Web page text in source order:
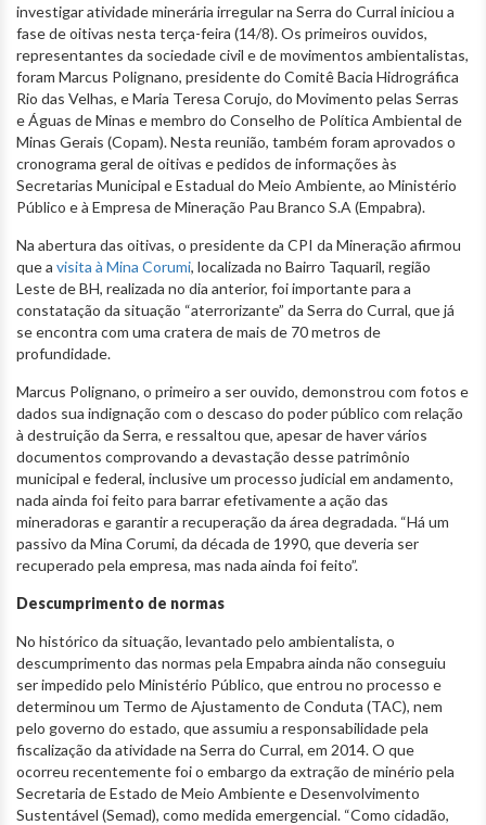
investigar atividade minerária irregular na Serra do Curral iniciou a
fase de oitivas nesta terça-feira (14/8). Os primeiros ouvidos,
representantes da sociedade civil e de movimentos ambientalistas,
foram Marcus Polignano, presidente do Comitê Bacia Hidrográfica
Rio das Velhas, e Maria Teresa Corujo, do Movimento pelas Serras
e Águas de Minas e membro do Conselho de Política Ambiental de
Minas Gerais (Copam). Nesta reunião, também foram aprovados o
cronograma geral de oitivas e pedidos de informações às
Secretarias Municipal e Estadual do Meio Ambiente, ao Ministério
Público e à Empresa de Mineração Pau Branco S.A (Empabra).
Na abertura das oitivas, o presidente da CPI da Mineração afirmou
que a visita à Mina Corumi, localizada no Bairro Taquaril, região
Leste de BH, realizada no dia anterior, foi importante para a
constatação da situação “aterrorizante” da Serra do Curral, que já
se encontra com uma cratera de mais de 70 metros de
profundidade.
Marcus Polignano, o primeiro a ser ouvido, demonstrou com fotos e
dados sua indignação com o descaso do poder público com relação
à destruição da Serra, e ressaltou que, apesar de haver vários
documentos comprovando a devastação desse patrimônio
municipal e federal, inclusive um processo judicial em andamento,
nada ainda foi feito para barrar efetivamente a ação das
mineradoras e garantir a recuperação da área degradada. “Há um
passivo da Mina Corumi, da década de 1990, que deveria ser
recuperado pela empresa, mas nada ainda foi feito”.
Descumprimento de normas
No histórico da situação, levantado pelo ambientalista, o
descumprimento das normas pela Empabra ainda não conseguiu
ser impedido pelo Ministério Público, que entrou no processo e
determinou um Termo de Ajustamento de Conduta (TAC), nem
pelo governo do estado, que assumiu a responsabilidade pela
fiscalização da atividade na Serra do Curral, em 2014. O que
ocorreu recentemente foi o embargo da extração de minério pela
Secretaria de Estado de Meio Ambiente e Desenvolvimento
Sustentável (Semad), como medida emergencial. “Como cidadão,